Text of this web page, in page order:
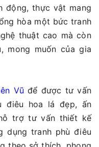
động, thực vật mang
hòa một bức tranh
thuật cao mà còn
mong muốn của gia
Vũ để được tư vấn
điêu hoa lá đẹp, ấn
trợ tư vấn thiết kế
dụng tranh phù điêu